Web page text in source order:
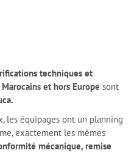
techniques et
et hors Europe sont
les équipages ont un planning
exactement les mêmes
mécanique, remise